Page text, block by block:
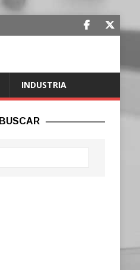
INDUSTRIA
BUSCAR